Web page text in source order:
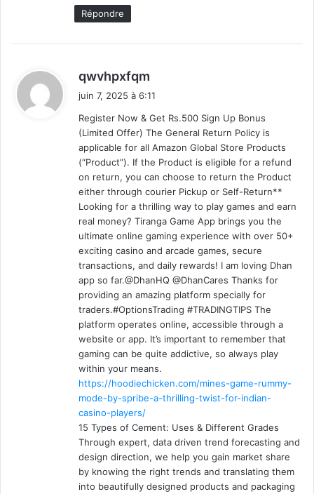
Répondre
qwvhpxfqm
:
juin 7, 2025 à 6:11
Register Now & Get Rs.500 Sign Up Bonus
(Limited Offer) The General Return Policy is
applicable for all Amazon Global Store Products
(“Product”). If the Product is eligible for a refund
on return, you can choose to return the Product
either through courier Pickup or Self-Return**
Looking for a thrilling way to play games and earn
real money? Tiranga Game App brings you the
ultimate online gaming experience with over 50+
exciting casino and arcade games, secure
transactions, and daily rewards! I am loving Dhan
app so far.@DhanHQ @DhanCares Thanks for
providing an amazing platform specially for
traders.#OptionsTrading #TRADINGTIPS The
platform operates online, accessible through a
website or app. It’s important to remember that
gaming can be quite addictive, so always play
within your means.
https://hoodiechicken.com/mines-game-rummy-
mode-by-spribe-a-thrilling-twist-for-indian-
casino-players/
15 Types of Cement: Uses & Different Grades
Through expert, data driven trend forecasting and
design direction, we help you gain market share
by knowing the right trends and translating them
into beautifully designed products and packaging